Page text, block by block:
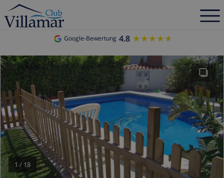
Google-Bewertung 4.8 ★★★★★
★★★★★
1 / 18